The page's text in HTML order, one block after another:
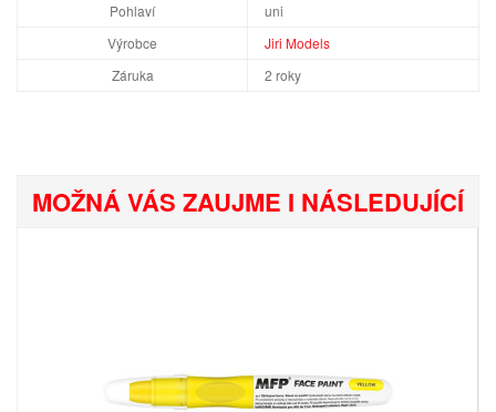
Pohlaví
uni
Výrobce
Jiri Models
Záruka
2 roky
MOŽNÁ VÁS ZAUJME I NÁSLEDUJÍCÍ